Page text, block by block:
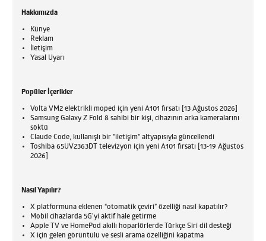
Hakkımızda
Künye
Reklam
İletişim
Yasal Uyarı
Popüler İçerikler
Volta VM2 elektrikli moped için yeni A101 fırsatı [13 Ağustos 2026]
Samsung Galaxy Z Fold 8 sahibi bir kişi, cihazının arka kameralarını
söktü
Claude Code, kullanışlı bir "iletişim" altyapısıyla güncellendi
Toshiba 65UV2363DT televizyon için yeni A101 fırsatı [13-19 Ağustos
2026]
Nasıl Yapılır?
X platformuna eklenen “otomatik çeviri” özelliği nasıl kapatılır?
Mobil cihazlarda 5G’yi aktif hale getirme
Apple TV ve HomePod akıllı hoparlörlerde Türkçe Siri dil desteği
X için gelen görüntülü ve sesli arama özelliğini kapatma